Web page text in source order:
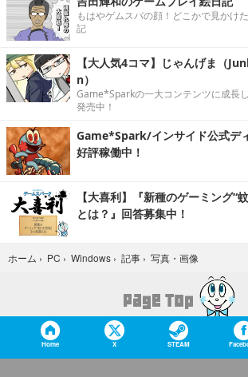
もはやゲムスパの顔！どこかで見かけ
記
【大人気4コマ】じゃんげま（
n）
Game*Sparkの一大コンテンツに成長
発売中！
Game*Spark/インサイド公式デ
好評稼働中！
【大喜利】『新種のゲーミング“
とは？』回答募集中！
ホーム › PC › Windows › 記事 › 写真・画像
Home X STEAM